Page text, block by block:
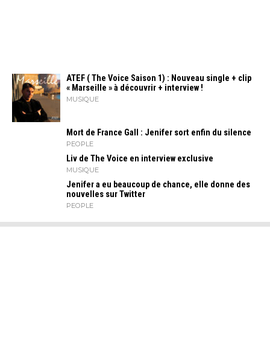
ATEF ( The Voice Saison 1) : Nouveau single + clip
« Marseille » à découvrir + interview !
MUSIQUE
Mort de France Gall : Jenifer sort enfin du silence
PEOPLE
Liv de The Voice en interview exclusive
MUSIQUE
Jenifer a eu beaucoup de chance, elle donne des
nouvelles sur Twitter
PEOPLE